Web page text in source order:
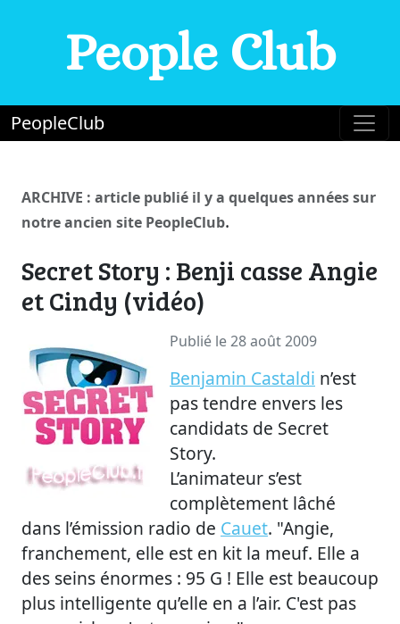
People Club
PeopleClub
ARCHIVE : article publié il y a quelques années sur
notre ancien site PeopleClub.
Secret Story : Benji casse Angie
et Cindy (vidéo)
Publié le 28 août 2009
Benjamin Castaldi n’est
pas tendre envers les
candidats de Secret
Story.
L’animateur s’est
complètement lâché
dans l’émission radio de Cauet. "Angie,
franchement, elle est en kit la meuf. Elle a
des seins énormes : 95 G ! Elle est beaucoup
plus intelligente qu’elle en a l’air. C'est pas